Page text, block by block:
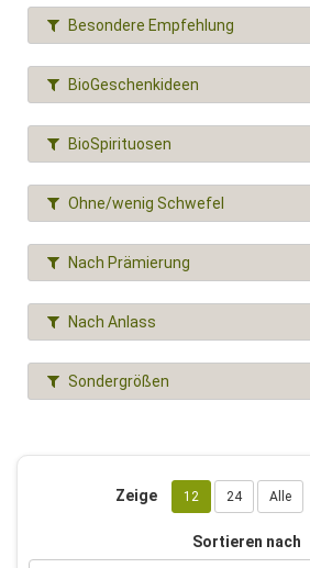
Besondere Empfehlung
BioGeschenkideen
BioSpirituosen
Ohne/wenig Schwefel
Nach Prämierung
Nach Anlass
Sondergrößen
Zeige 12 24 Alle
Sortieren nach